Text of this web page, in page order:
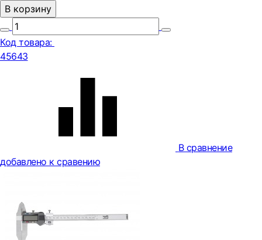
В корзину
Код товара:
45643
В сравнение
добавлено к сравению